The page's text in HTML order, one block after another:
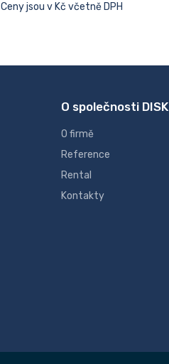
Ceny jsou v Kč včetně DPH
O společnosti DISK
O firmě
Reference
Rental
Kontakty